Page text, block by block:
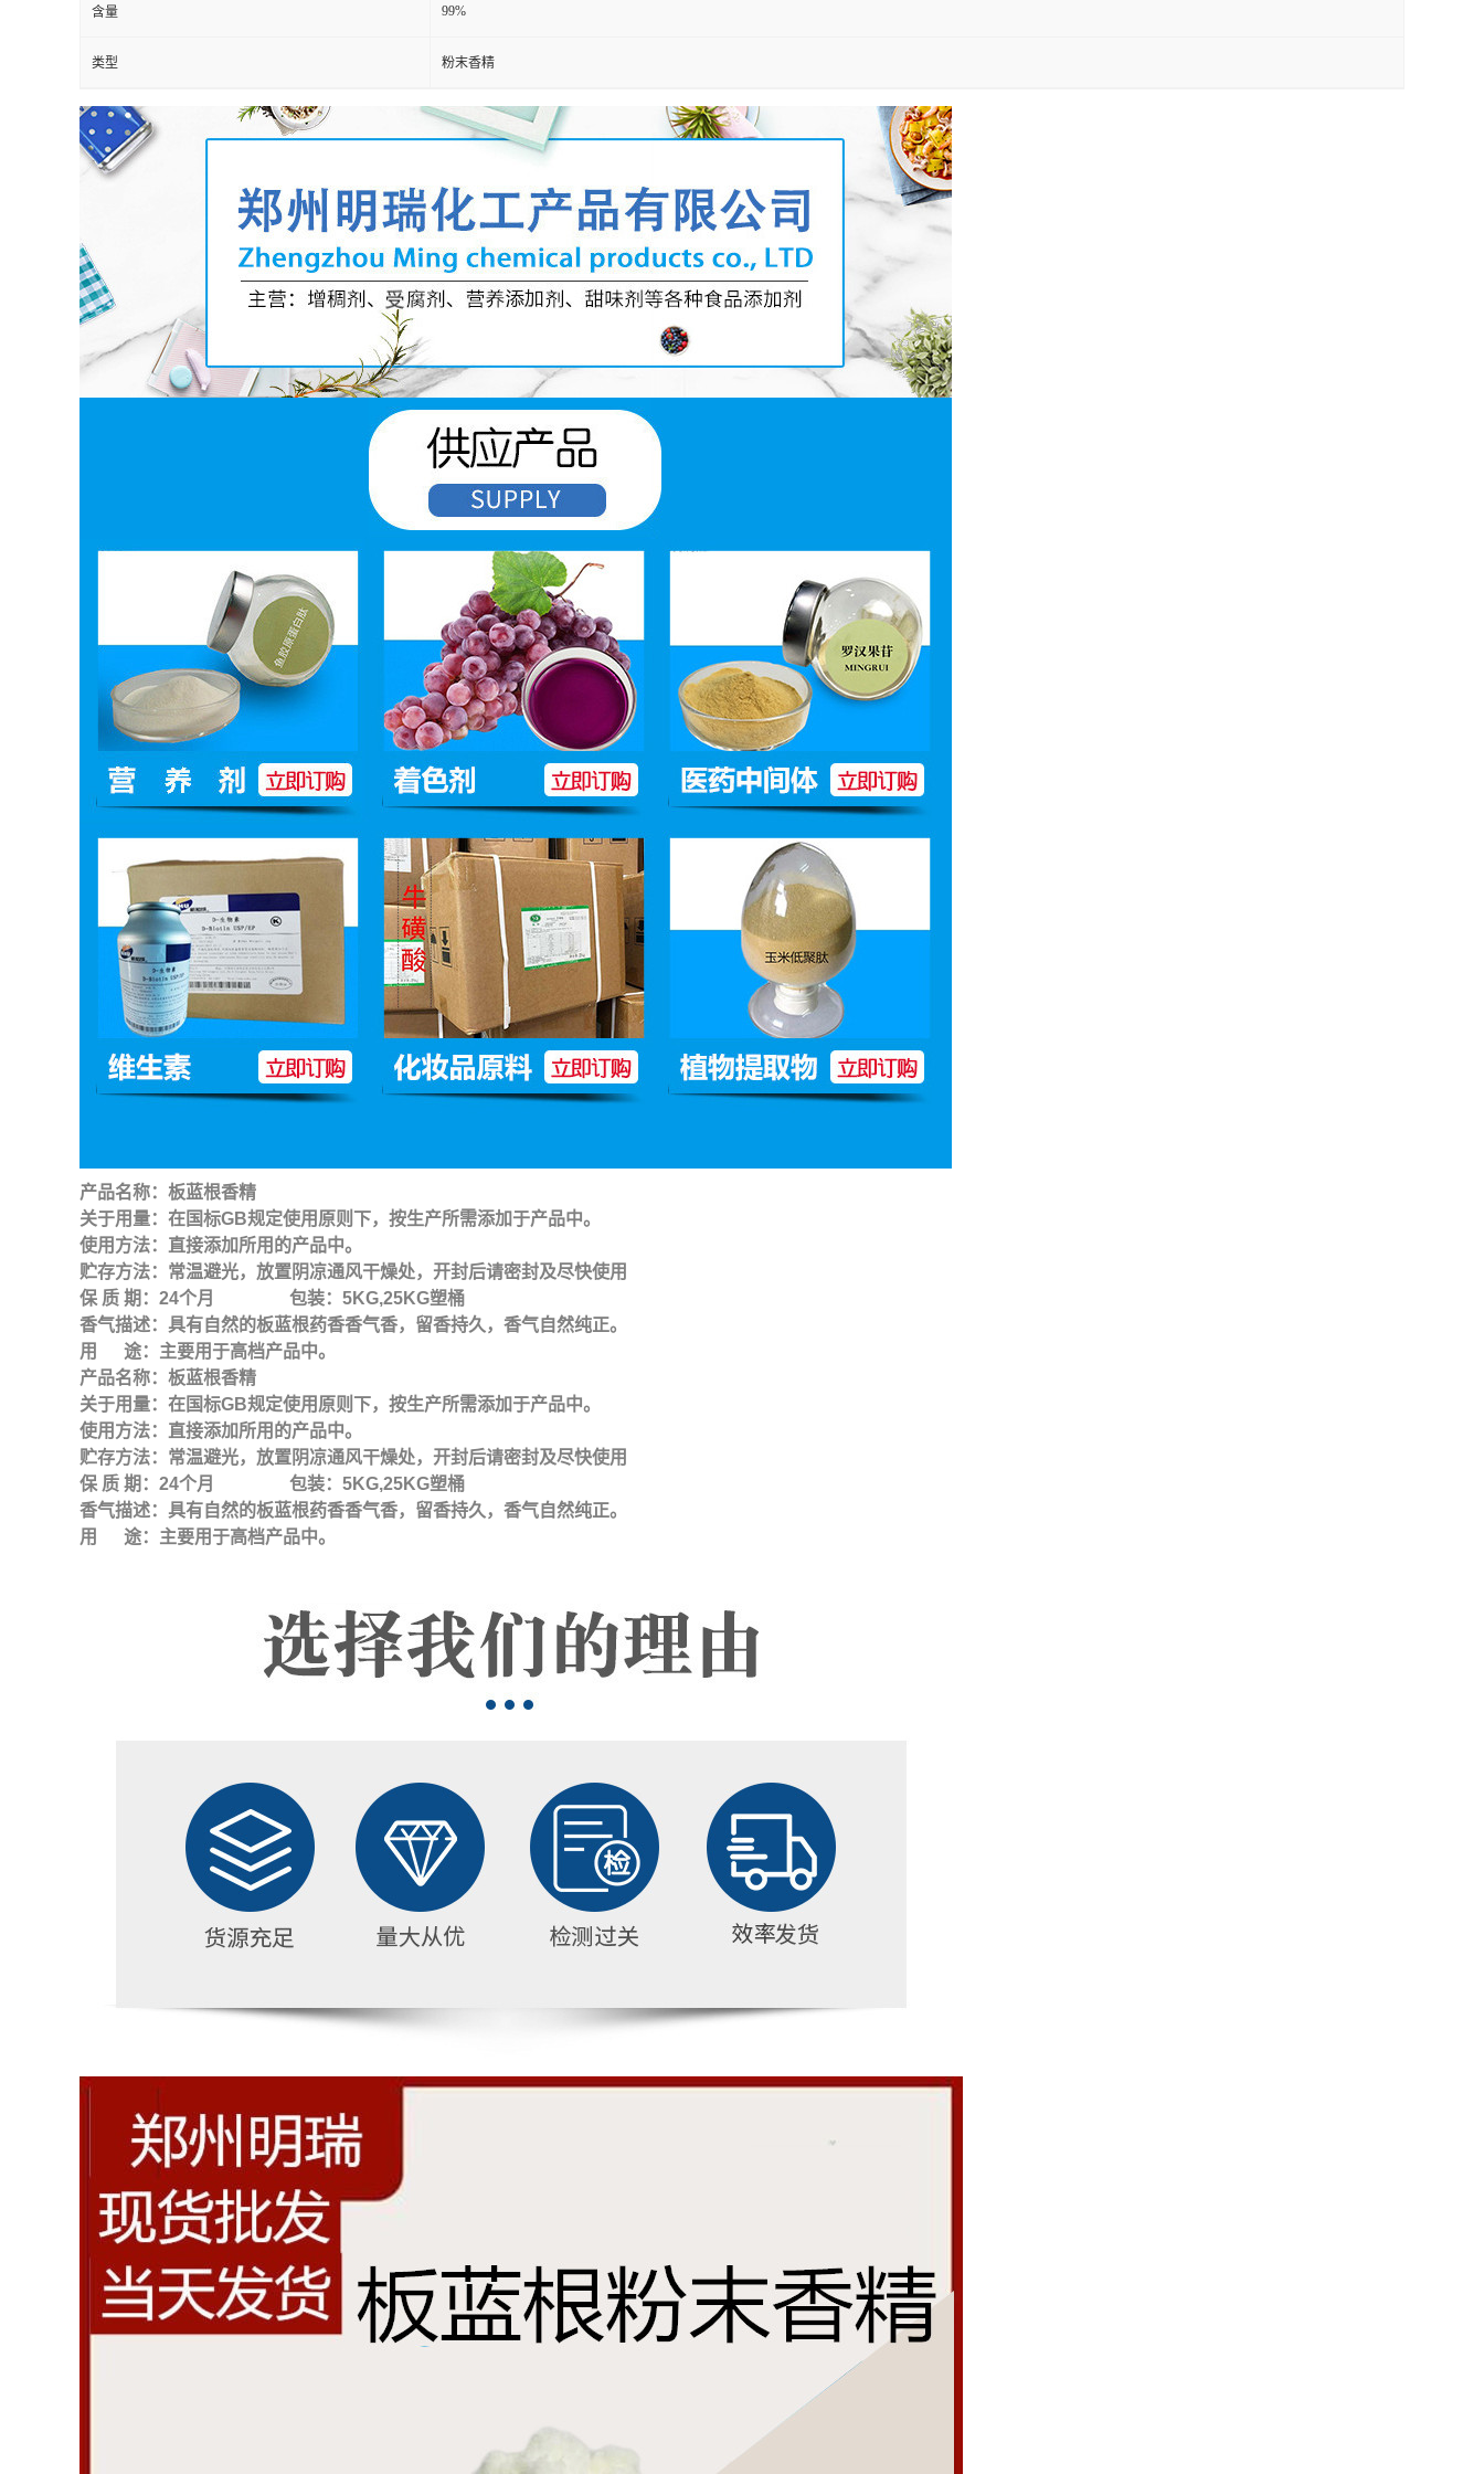
含量 99%
类型 粉末香精
产品名称：板蓝根香精
关于用量：在国标GB规定使用原则下，按生产所需添加于产品中。
使用方法：直接添加所用的产品中。
贮存方法：常温避光，放置阴凉通风干燥处，开封后请密封及尽快使用
保 质 期：24个月 包装：5KG,25KG塑桶
香气描述：具有自然的板蓝根药香香气香，留香持久，香气自然纯正。
用 途：主要用于高档产品中。
产品名称：板蓝根香精
关于用量：在国标GB规定使用原则下，按生产所需添加于产品中。
使用方法：直接添加所用的产品中。
贮存方法：常温避光，放置阴凉通风干燥处，开封后请密封及尽快使用
保 质 期：24个月 包装：5KG,25KG塑桶
香气描述：具有自然的板蓝根药香香气香，留香持久，香气自然纯正。
用 途：主要用于高档产品中。